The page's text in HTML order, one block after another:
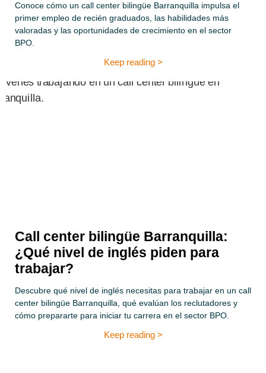
Conoce cómo un call center bilingüe Barranquilla impulsa el
primer empleo de recién graduados, las habilidades más
valoradas y las oportunidades de crecimiento en el sector
BPO.
Keep reading >
Call center bilingüe Barranquilla:
¿Qué nivel de inglés piden para
trabajar?
Descubre qué nivel de inglés necesitas para trabajar en un call
center bilingüe Barranquilla, qué evalúan los reclutadores y
cómo prepararte para iniciar tu carrera en el sector BPO.
Keep reading >